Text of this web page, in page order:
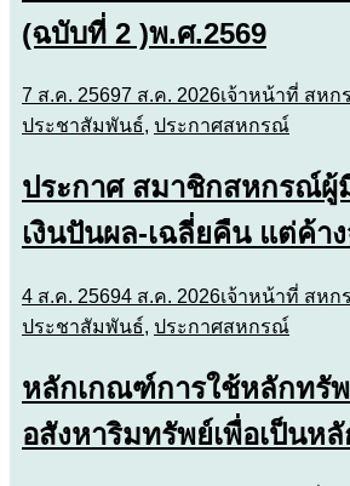
(ฉบับที่ 2 )พ.ศ.2569
7 ส.ค. 25697 ส.ค. 2026เจ้าหน้าที่ สห
ประชาสัมพันธ์, ประกาศสหกรณ์
ประกาศ สมาชิกสหกรณ์ผู้
เงินปันผล-เฉลี่ยคืน แต่ค้าง
ชำระหนี้ในฐานะผู้กู้ และห
ประกัน
4 ส.ค. 25694 ส.ค. 2026เจ้าหน้าที่ สห
ประชาสัมพันธ์, ประกาศสหกรณ์
หลักเกณฑ์การใช้หลักทรั
อสังหาริมทรัพย์เพื่อเป็นห